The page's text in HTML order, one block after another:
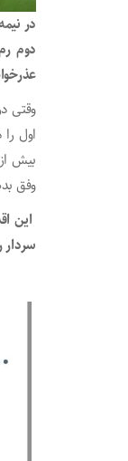
در
دوم
وقتی
اول
بیش
وفق
این
سردار